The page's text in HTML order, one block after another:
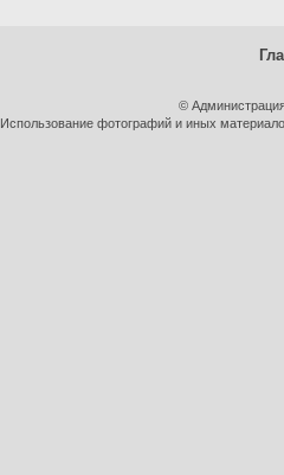
©
Использование фотографий и иных